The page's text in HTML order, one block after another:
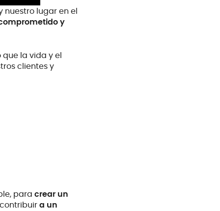
nuestro lugar en el
y
que la vida y el
clientes y
para crear un
a un